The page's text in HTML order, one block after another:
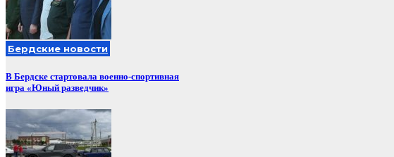
Бердские новости
В Бердске стартовала военно-спортивная
игра «Юный разведчик»